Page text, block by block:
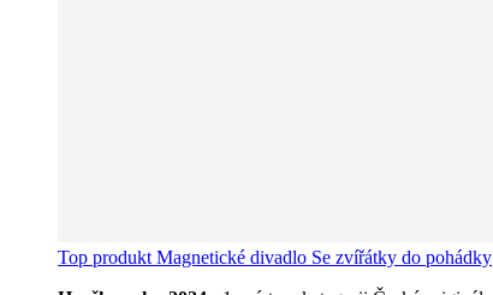
Top produkt Magnetické divadlo Se zvířátky do pohádky